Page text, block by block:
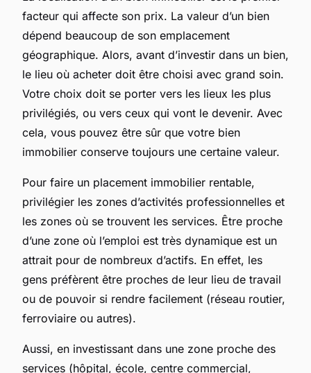
facteur qui affecte son prix. La valeur d’un bien
dépend beaucoup de son emplacement
géographique. Alors, avant d’investir dans un bien,
le lieu où acheter doit être choisi avec grand soin.
Votre choix doit se porter vers les lieux les plus
privilégiés, ou vers ceux qui vont le devenir. Avec
cela, vous pouvez être sûr que votre bien
immobilier conserve toujours une certaine valeur.
Pour faire un placement immobilier rentable,
privilégier les zones d’activités professionnelles et
les zones où se trouvent les services. Être proche
d’une zone où l’emploi est très dynamique est un
attrait pour de nombreux d’actifs. En effet, les
gens préfèrent être proches de leur lieu de travail
ou de pouvoir si rendre facilement (réseau routier,
ferroviaire ou autres).
Aussi, en investissant dans une zone proche des
services (hôpital, école, centre commercial,